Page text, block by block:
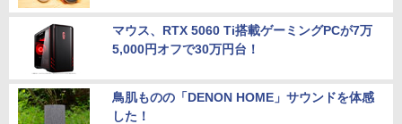
マウス、RTX 5060 Ti搭載ゲーミングPCが7万
5,000円オフで30万円台！
鳥肌ものの「DENON HOME」サウンドを体感
した！